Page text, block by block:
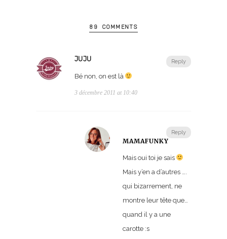
89 COMMENTS
Reply
JUJU
Bé non, on est là
3 décembre 2011 at 10:40
Reply
MAMAFUNKY
Mais oui toi je sais
Mais y’en a d’autres ….
qui bizarrement, ne
montre leur tête que…
quand il y a une
carotte :s